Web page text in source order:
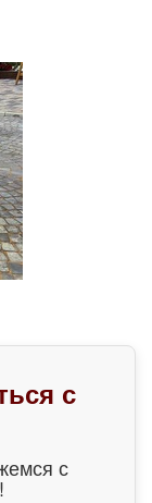
с
с